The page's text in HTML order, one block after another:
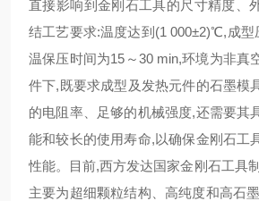
直接影响到金刚石工具的尺寸精度、
结工艺要求:温度达到(1 000±2)℃,成型
温保压时间为15～30 min,环境为非真
件下,既要求成型及发热元件的石墨模
的电阻率、足够的机械强度,还需要其
能和较长的使用寿命,以确保金刚石工
性能。目前,西方发达国家金刚石工具
主要为超细颗粒结构、高纯度和高石